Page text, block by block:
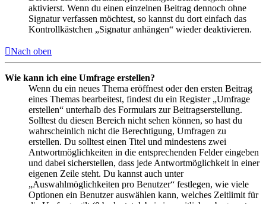
aktivierst. Wenn du einen einzelnen Beitrag dennoch ohne
Signatur verfassen möchtest, so kannst du dort einfach das
Kontrollkästchen „Signatur anhängen“ wieder deaktivieren.
Nach oben
Wie kann ich eine Umfrage erstellen?
Wenn du ein neues Thema eröffnest oder den ersten Beitrag
eines Themas bearbeitest, findest du ein Register „Umfrage
erstellen“ unterhalb des Formulars zur Beitragserstellung.
Solltest du diesen Bereich nicht sehen können, so hast du
wahrscheinlich nicht die Berechtigung, Umfragen zu
erstellen. Du solltest einen Titel und mindestens zwei
Antwortmöglichkeiten in die entsprechenden Felder eingeben
und dabei sicherstellen, dass jede Antwortmöglichkeit in einer
eigenen Zeile steht. Du kannst auch unter
„Auswahlmöglichkeiten pro Benutzer“ festlegen, wie viele
Optionen ein Benutzer auswählen kann, welches Zeitlimit für